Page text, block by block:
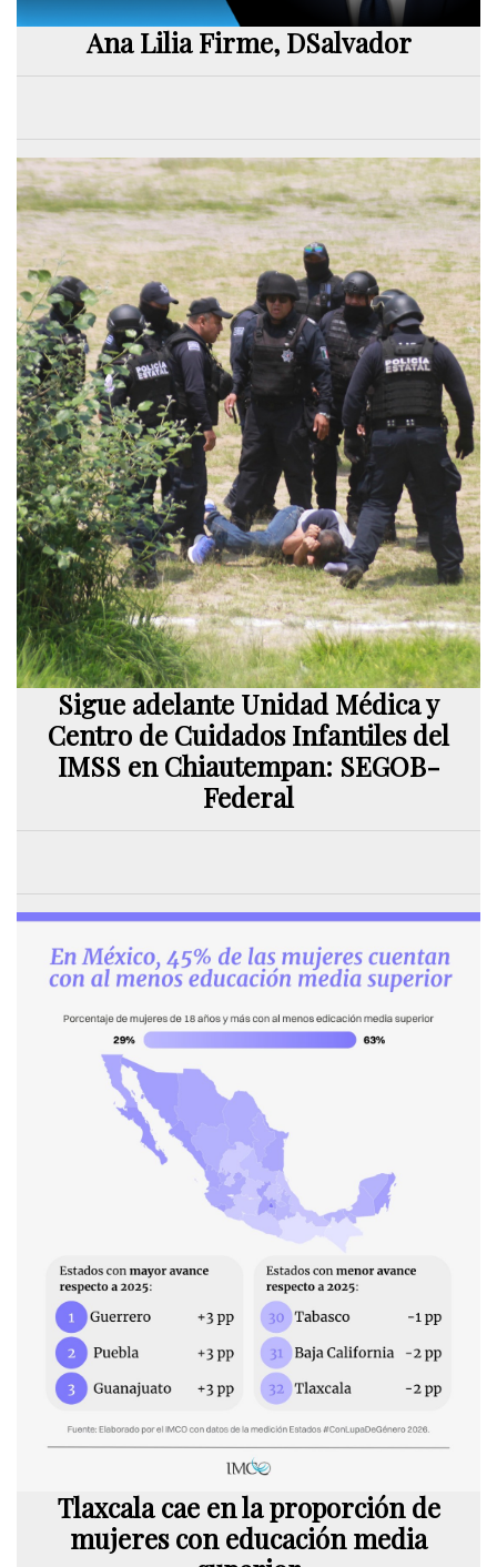
Ana Lilia Firme, DSalvador
Sigue adelante Unidad Médica y
Centro de Cuidados Infantiles del
IMSS en Chiautempan: SEGOB-
Federal
Tlaxcala cae en la proporción de
mujeres con educación media